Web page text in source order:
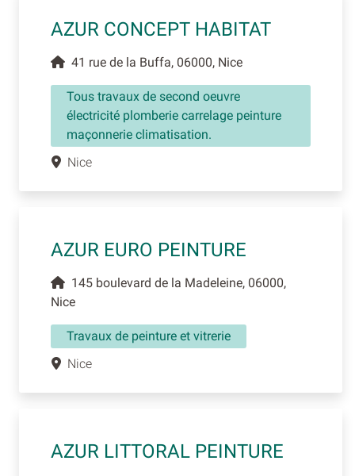
AZUR CONCEPT HABITAT
41 rue de la Buffa, 06000, Nice
Tous travaux de second oeuvre
électricité plomberie carrelage peinture
maçonnerie climatisation.
Nice
AZUR EURO PEINTURE
145 boulevard de la Madeleine, 06000,
Nice
Travaux de peinture et vitrerie
Nice
AZUR LITTORAL PEINTURE